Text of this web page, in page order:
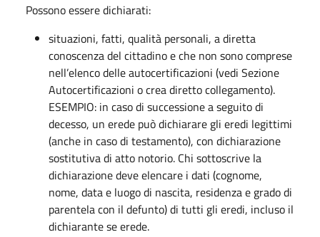
Possono essere dichiarati:
situazioni, fatti, qualità personali, a diretta
conoscenza del cittadino e che non sono comprese
nell’elenco delle autocertificazioni (vedi Sezione
Autocertificazioni o crea diretto collegamento).
ESEMPIO: in caso di successione a seguito di
decesso, un erede può dichiarare gli eredi legittimi
(anche in caso di testamento), con dichiarazione
sostitutiva di atto notorio. Chi sottoscrive la
dichiarazione deve elencare i dati (cognome,
nome, data e luogo di nascita, residenza e grado di
parentela con il defunto) di tutti gli eredi, incluso il
dichiarante se erede.